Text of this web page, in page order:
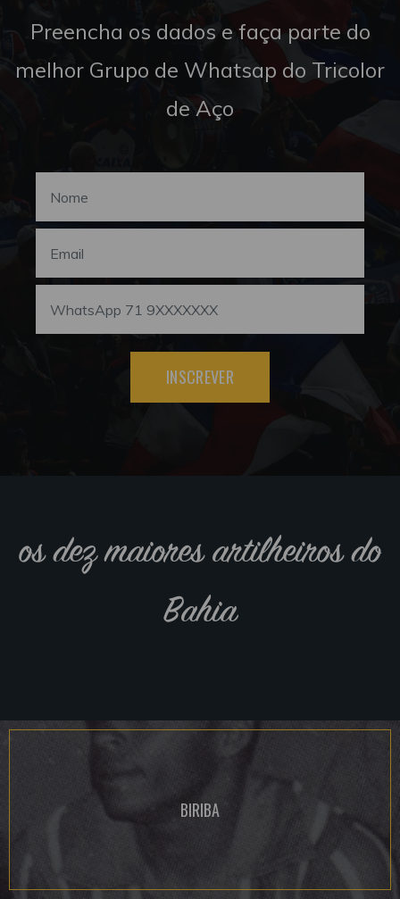
Preencha os dados e faça parte do
melhor Grupo de Whatsap do Tricolor
de Aço
INSCREVER
os dez maiores artilheiros do
Bahia
BIRIBA